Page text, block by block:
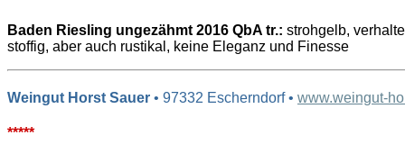
Baden Riesling ungezähmt 2016 QbA tr.: strohgelb,
stoffig, aber auch rustikal, keine Eleganz und Finesse
Weingut Horst Sauer • 97332 Escherndorf • www.weingut-
*****